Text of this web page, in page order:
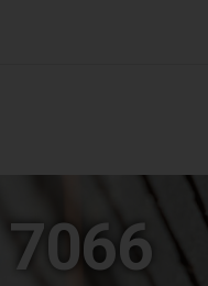
7066